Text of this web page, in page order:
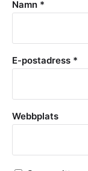
Namn *
E-postadress *
Webbplats